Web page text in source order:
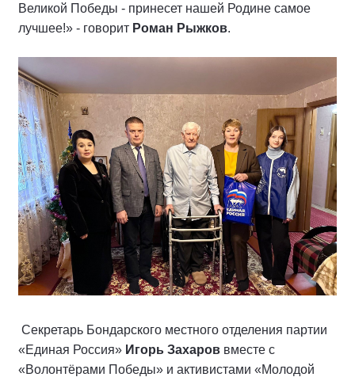
Великой Победы - принесет нашей Родине самое
лучшее!» - говорит Роман Рыжков.
Секретарь Бондарского местного отделения партии
«Единая Россия» Игорь Захаров вместе с
«Волонтёрами Победы» и активистами «Молодой